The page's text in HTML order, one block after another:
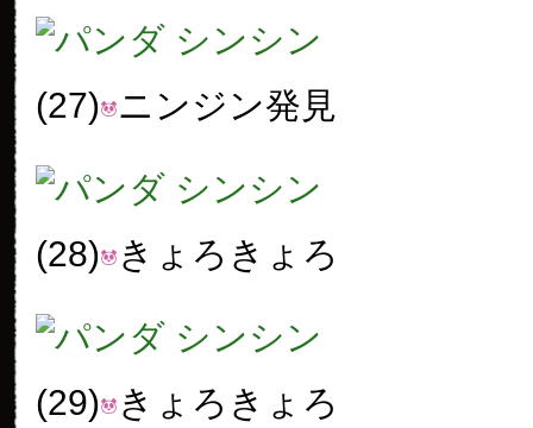
(27) ニンジン発見
(28) きょろきょろ
(29) きょろきょろ